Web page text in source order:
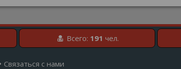
Всего: 191 чел.
Связаться с нами